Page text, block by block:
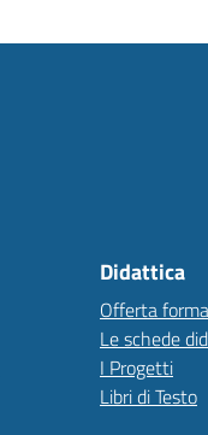
Didattica
Offerta
Le schede
I Progetti
Libri di Testo